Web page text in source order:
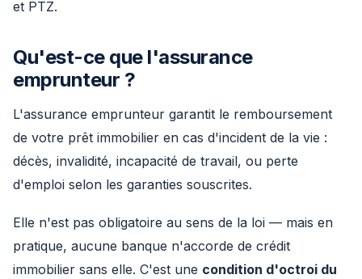
et PTZ.
Qu'est-ce que l'assurance
emprunteur ?
L'assurance emprunteur garantit le remboursement
de votre prêt immobilier en cas d'incident de la vie :
décès, invalidité, incapacité de travail, ou perte
d'emploi selon les garanties souscrites.
Elle n'est pas obligatoire au sens de la loi — mais en
pratique, aucune banque n'accorde de crédit
immobilier sans elle. C'est une condition d'octroi du